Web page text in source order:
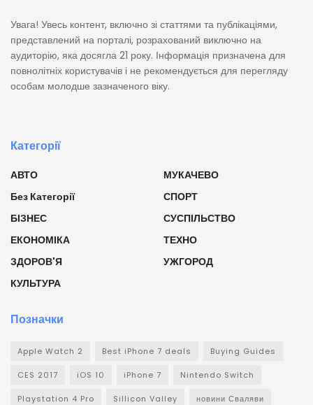
Увага! Увесь контент, включно зі статтями та публікаціями,
представлений на порталі, розрахований виключно на
аудиторію, яка досягла 21 року. Інформація призначена для
повнолітніх користувачів і не рекомендується для перегляду
особам молодше зазначеного віку.
Категорії
АВТО
Без Категорії
БІЗНЕС
ЕКОНОМІКА
ЗДОРОВ'Я
КУЛЬТУРА
МУКАЧЕВО
СПОРТ
СУСПІЛЬСТВО
ТЕХНО
УЖГОРОД
Позначки
Apple Watch 2 Best iPhone 7 deals Buying Guides
CES 2017 iOS 10 iPhone 7 Nintendo Switch
Playstation 4 Pro Sillicon Valley новини Сваляви